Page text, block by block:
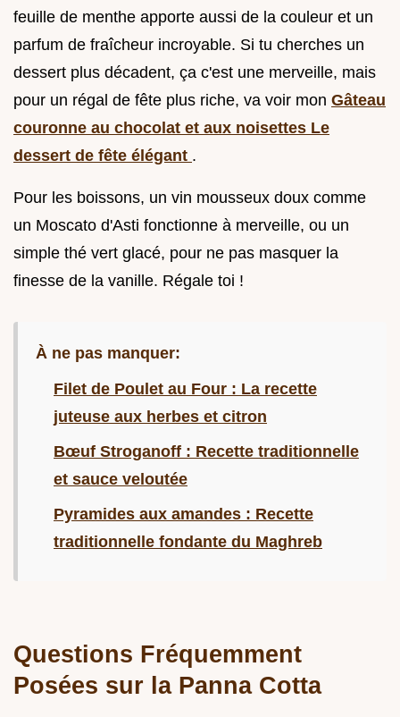
feuille de menthe apporte aussi de la couleur et un
parfum de fraîcheur incroyable. Si tu cherches un
dessert plus décadent, ça c'est une merveille, mais
pour un régal de fête plus riche, va voir mon Gâteau
couronne au chocolat et aux noisettes Le
dessert de fête élégant .
Pour les boissons, un vin mousseux doux comme
un Moscato d'Asti fonctionne à merveille, ou un
simple thé vert glacé, pour ne pas masquer la
finesse de la vanille. Régale toi !
À ne pas manquer:
Filet de Poulet au Four : La recette
juteuse aux herbes et citron
Bœuf Stroganoff : Recette traditionnelle
et sauce veloutée
Pyramides aux amandes : Recette
traditionnelle fondante du Maghreb
Questions Fréquemment
Posées sur la Panna Cotta